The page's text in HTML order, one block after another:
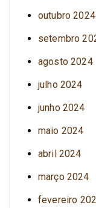
outubro 2024
setembro
agosto 2024
julho 2024
junho 2024
maio 2024
abril 2024
março 2024
fevereiro